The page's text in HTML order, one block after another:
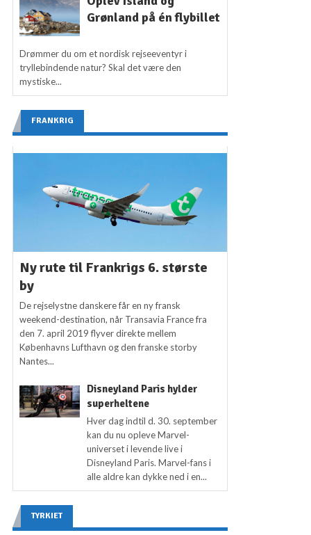
Grønland på én flybillet
Drømmer du om et nordisk rejseeventyr i
tryllebindende natur? Skal det være den
mystiske...
FRANKRIG
Ny rute til Frankrigs 6. største
by
De rejselystne danskere får en ny fransk
weekend-destination, når Transavia France fra
den 7. april 2019 flyver direkte mellem
Københavns Lufthavn og den franske storby
Nantes...
Disneyland Paris hylder
superheltene
Hver dag indtil d. 30. september
kan du nu opleve Marvel-
universet i levende live i
Disneyland Paris. Marvel-fans i
alle aldre kan dykke ned i en...
TYRKIET